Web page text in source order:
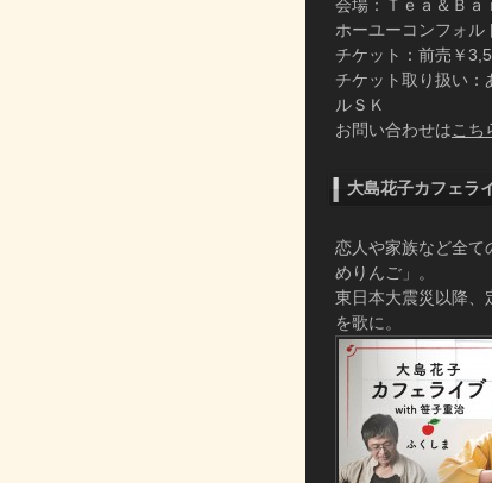
会場：Ｔｅａ＆Ｂ
ホーユーコンフォ
チケット：前売￥
チケット取り扱い：
ルＳＫ
お問い合わせはこち
大島花子カフェラ
恋人や家族など全て
めりんご」。
東日本大震災以降、
を歌に。